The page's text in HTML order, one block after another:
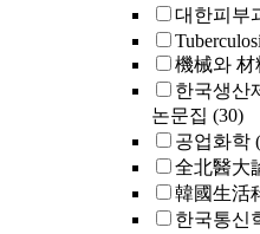
대한피부
機械와 材
한국생산
논문집 (30)
공업화학
全北醫大
韓國生活
한국통신